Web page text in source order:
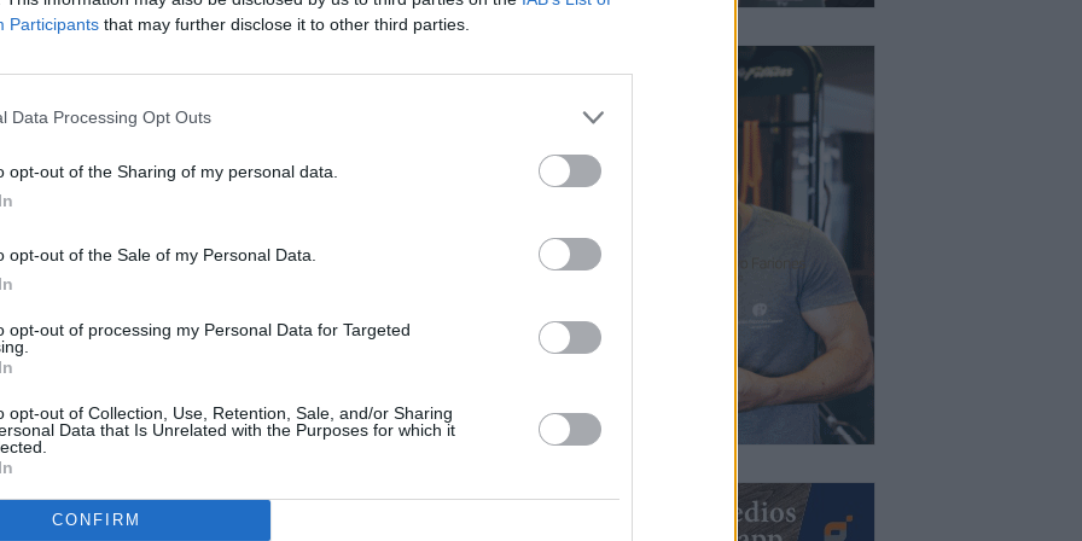
Participants that may further disclose it to other third parties.
Data Processing Opt Outs
opt-out of the Sharing of my personal data.
opt-out of the Sale of my Personal Data.
opt-out of processing my Personal Data for Targeted
opt-out of Collection, Use, Retention, Sale, and/or Sharing
Data that Is Unrelated with the Purposes for which it
CONFIRM
de la Tercera Federación y, con la UD Lanzarote, acumula
con la UD Lanzarote 30 partidos, 28 de ellos como
de juego. Una campaña en la que fue autor de cuatro
la UD Telde y el Villa de Santa Brígida.
de cara a la temporada 2026/2027 y se suma a la
Fernández, el defensa central Raúl Fernández y el